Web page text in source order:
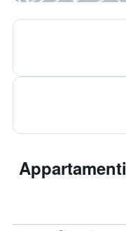
الأسئلة الشائعة عند حجز Appartamenti